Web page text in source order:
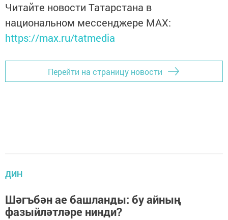
Читайте новости Татарстана в
национальном мессенджере MАХ:
https://max.ru/tatmedia
Перейти на страницу новости
ДИН
Шәгъбән ае башланды: бу айның
фазыйләтләре нинди?